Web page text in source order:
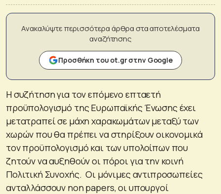
Ανακαλύψτε περισσότερα άρθρα στα αποτελέσματα
αναζήτησης
Προσθήκη του ot.gr στην Google
Η συζήτηση για τον επόμενο επταετή
προϋπολογισμό της Ευρωπαϊκής Ένωσης έχει
μετατραπεί σε μάχη χαρακωμάτων μεταξύ των
χωρών που θα πρέπει να στηρίξουν οικονομικά
τον προϋπολογισμό και των υπολοίπων που
ζητούν να αυξηθούν οι πόροι για την κοινή
Πολιτική Συνοχής. Οι μόνιμες αντιπροσωπείες
ανταλλάσσουν non papers, οι υπουργοί